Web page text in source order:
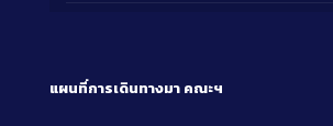
แผนที่การเดินทางมา คณะฯ